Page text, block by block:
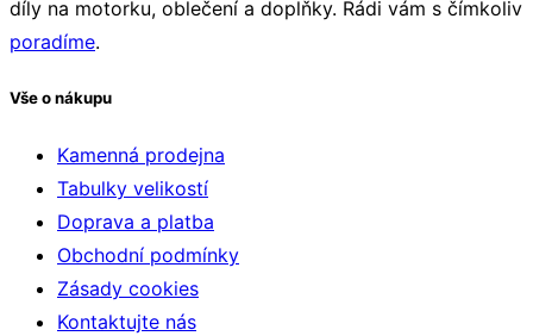
TRIUMPH Sprint GT 1050
TRIUMPH Daytona 1200
TRIUMPH Thunderbird 1600
TRIUMPH Thunderbird Storm 1700
TRIUMPH Thunderbird Commander 1700
TRIUMPH Thunderbird LT 1700
TRIUMPH Thunderbird Nightstorm 1700
TRIUMPH Rocket III Touring 2300
TRIUMPH Rocket III 2300
díly na motorku, oblečení a doplňky. Rádi vám s čímkoliv
poradíme.
Vše o nákupu
Kamenná prodejna
Tabulky velikostí
Doprava a platba
Obchodní podmínky
Zásady cookies
Kontaktujte nás